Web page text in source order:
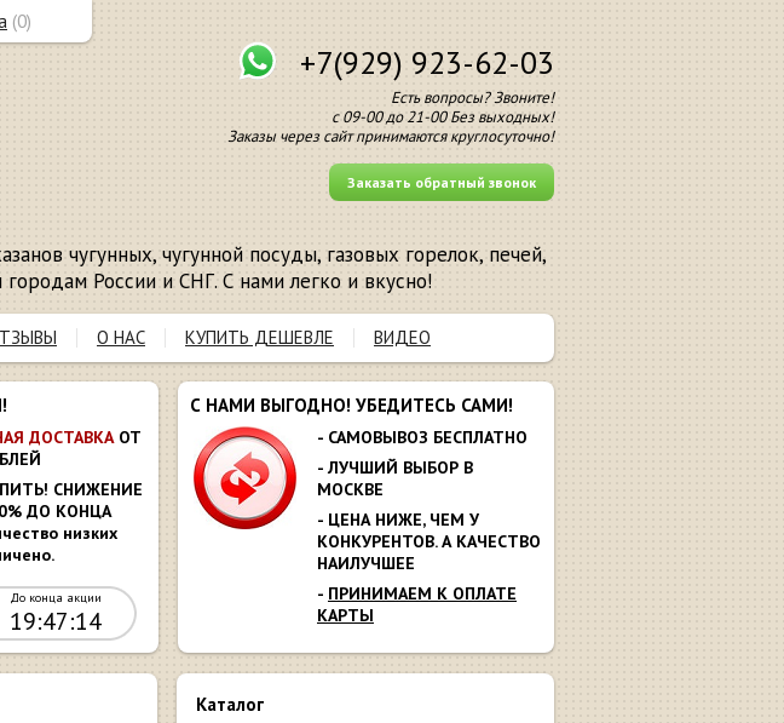
+7(929) 923-62-03
Есть вопросы? Звоните!
с 09-00 до 21-00 Без выходных!
Заказы через сайт принимаются круглосуточно!
Заказать обратный звонок
чугунных, чугунной посуды, газовых горелок, печей,
России и СНГ. С нами легко и вкусно!
О НАС КУПИТЬ ДЕШЕВЛЕ ВИДЕО
ДОСТАВКА ОТ
СНИЖЕНИЕ
ДО КОНЦА
низких
До конца акции
19:47:13
С НАМИ ВЫГОДНО! УБЕДИТЕСЬ САМИ!
- САМОВЫВОЗ БЕСПЛАТНО
- ЛУЧШИЙ ВЫБОР В
МОСКВЕ
- ЦЕНА НИЖЕ, ЧЕМ У
КОНКУРЕНТОВ. А КАЧЕСТВО
НАИЛУЧШЕЕ
- ПРИНИМАЕМ К ОПЛАТЕ
КАРТЫ
Каталог
(0)